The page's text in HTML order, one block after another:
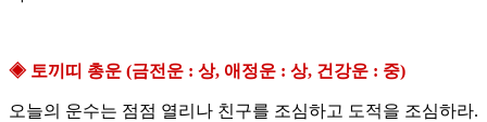
◈ 토끼띠 총운 (금전운 : 상, 애정운 : 상, 건강운 : 중)
오늘의 운수는 점점 열리나 친구를 조심하고 도적을 조심하라.